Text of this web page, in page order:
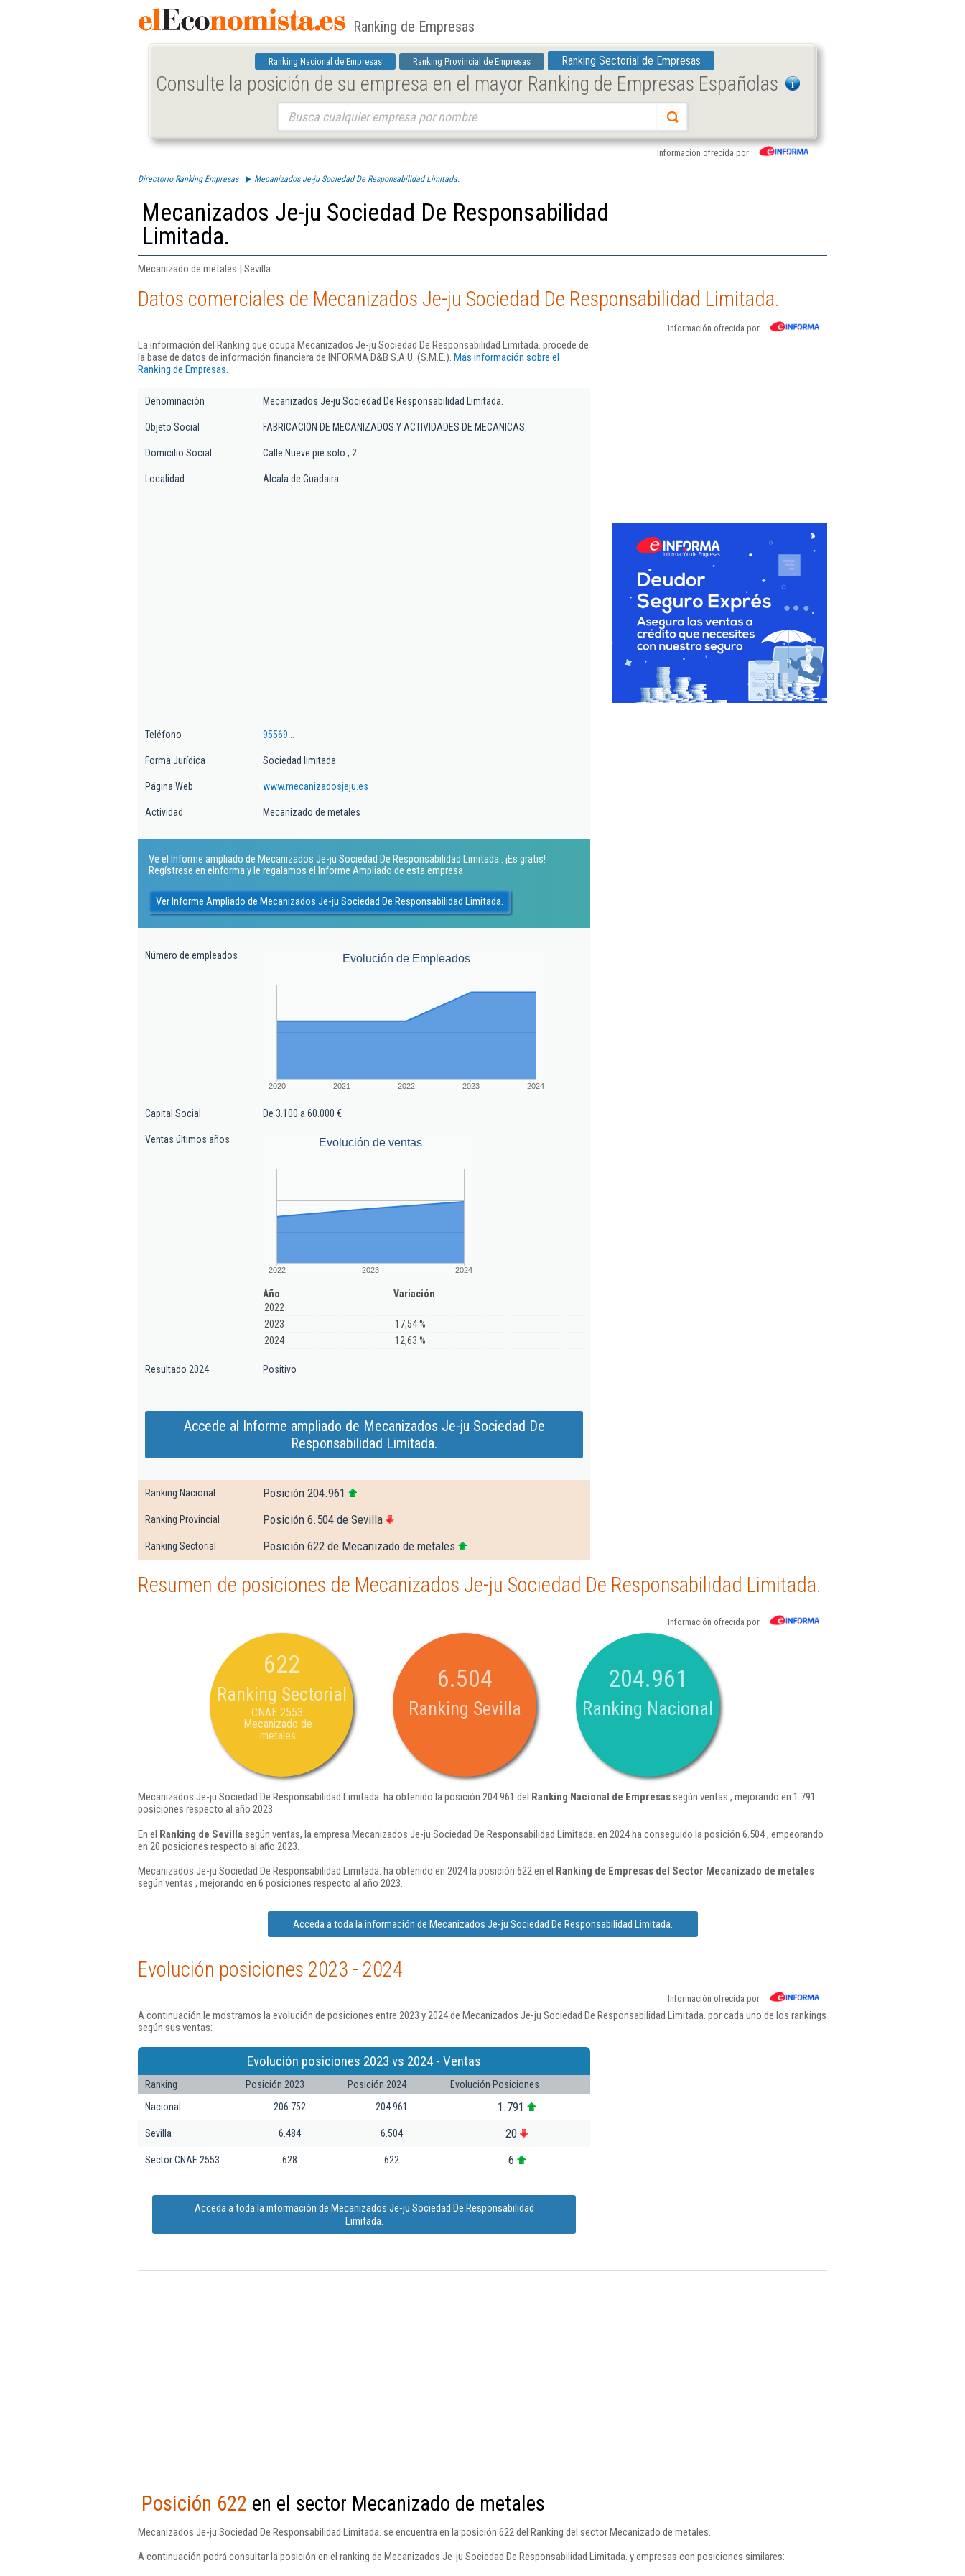
Ranking de Empresas
Ranking Nacional de Empresas Ranking Provincial de Empresas Ranking Sectorial de Empresas
Consulte la posición de su empresa en el mayor Ranking de Empresas Españolas
Información ofrecida por
Directorio Ranking Empresas Mecanizados Je-ju Sociedad De Responsabilidad Limitada.
Mecanizados Je-ju Sociedad De Responsabilidad
Limitada.
Mecanizado de metales | Sevilla
Datos comerciales de Mecanizados Je-ju Sociedad De Responsabilidad Limitada.
Información ofrecida por
La información del Ranking que ocupa Mecanizados Je-ju Sociedad De Responsabilidad Limitada. procede de
la base de datos de información financiera de INFORMA D&B S.A.U. (S.M.E.). Más información sobre el
Ranking de Empresas.
Denominación Mecanizados Je-ju Sociedad De Responsabilidad Limitada.
Objeto Social FABRICACION DE MECANIZADOS Y ACTIVIDADES DE MECANICAS.
Domicilio Social Calle Nueve pie solo , 2
Localidad Alcala de Guadaira
Teléfono 95569...
Forma Jurídica Sociedad limitada
Página Web www.mecanizadosjeju.es
Actividad Mecanizado de metales
Ve el Informe ampliado de Mecanizados Je-ju Sociedad De Responsabilidad Limitada.. ¡Es gratis!
Regístrese en eInforma y le regalamos el Informe Ampliado de esta empresa
Ver Informe Ampliado de Mecanizados Je-ju Sociedad De Responsabilidad Limitada.
Número de empleados Evolución de Empleados
2020 2021 2022 2023 2024
Capital Social De 3.100 a 60.000 €
Ventas últimos años Evolución de ventas
2022 2023 2024
Año
Variación
2022
2023
17,54 %
2024
12,63 %
Resultado 2024 Positivo
Accede al Informe ampliado de Mecanizados Je-ju Sociedad De
Responsabilidad Limitada.
Ranking Nacional Posición 204.961
Ranking Provincial Posición 6.504 de Sevilla
Ranking Sectorial Posición 622 de Mecanizado de metales
Resumen de posiciones de Mecanizados Je-ju Sociedad De Responsabilidad Limitada.
Información ofrecida por
622
Ranking Sectorial
CNAE 2553:
Mecanizado de
metales
6.504
Ranking Sevilla
204.961
Ranking Nacional
Mecanizados Je-ju Sociedad De Responsabilidad Limitada. ha obtenido la posición 204.961 del Ranking Nacional de Empresassegún ventas , mejorando en 1.791
posiciones respecto al año 2023.
En el Ranking de Sevilla según ventas, la empresa Mecanizados Je-ju Sociedad De Responsabilidad Limitada. en 2024 ha conseguido la posición 6.504 , empeorando
en 20 posiciones respecto al año 2023.
Mecanizados Je-ju Sociedad De Responsabilidad Limitada. ha obtenido en 2024 la posición 622 en el Ranking de Empresas del Sector Mecanizado de metales
según ventas , mejorando en 6 posiciones respecto al año 2023.
Acceda a toda la información de Mecanizados Je-ju Sociedad De Responsabilidad Limitada.
Evolución posiciones 2023 - 2024
Información ofrecida por
A continuación le mostramos la evolución de posiciones entre 2023 y 2024 de Mecanizados Je-ju Sociedad De Responsabilidad Limitada. por cada uno de los rankings
según sus ventas:
Evolución posiciones 2023 vs 2024 - Ventas
Ranking Posición 2023 Posición 2024
Evolución Posiciones
Nacional
206.752 204.961 1.791
Sevilla 6.484 6.504 20
Sector CNAE 2553 628 622 6
Acceda a toda la información de Mecanizados Je-ju Sociedad De Responsabilidad
Limitada.
Posición 622 en el sector Mecanizado de metales
Mecanizados Je-ju Sociedad De Responsabilidad Limitada. se encuentra en la posición 622 del Ranking del sector Mecanizado de metales.
A continuación podrá consultar la posición en el ranking de Mecanizados Je-ju Sociedad De Responsabilidad Limitada. y empresas con posiciones similares: